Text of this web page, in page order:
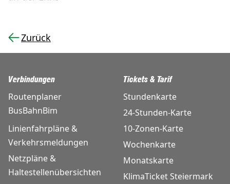
Zurück
Verbindungen
Routenplaner
BusBahnBim
Linienfahrpläne &
Verkehrsmeldungen
Netzpläne &
Haltestellenübersichten
Tickets & Tarif
Stundenkarte
24-Stunden-Karte
10-Zonen-Karte
Wochenkarte
Monatskarte
KlimaTicket Steiermark